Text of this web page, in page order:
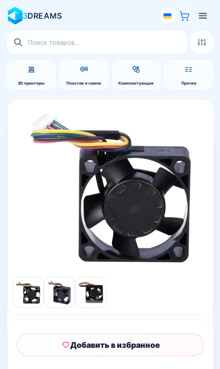
3DREAMS
3D принтеры Пластик и смола Комплектующие Прочее
товаров
Добавить в избранное